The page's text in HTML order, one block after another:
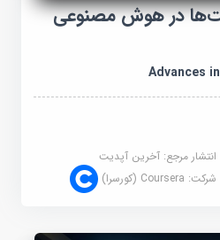
در هوش مصنوعی
انتشار مرجع:آخرین آپدیت
شرکت:Coursera (کورسرا)